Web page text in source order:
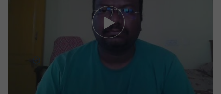
Physique